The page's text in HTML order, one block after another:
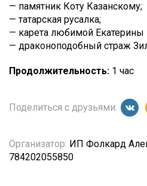
— памятник Коту Казанскому;
— татарская русалка;
— карета любимой Екатерины
— драконоподобный страж
Продолжительность: 1 час
Поделиться с друзьями:
Организатор: ИП Фолкард
784202055850